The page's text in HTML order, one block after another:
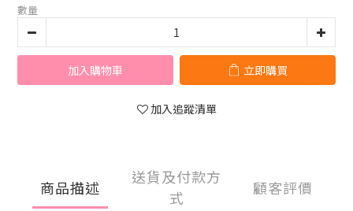
數量
加入購物車 立即購買
加入追蹤清單
商品描述
送貨及付款方
式
顧客評價